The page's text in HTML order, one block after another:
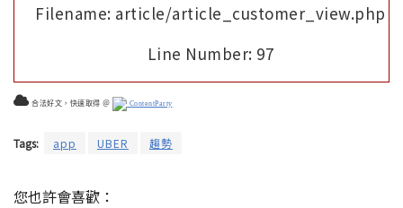
Filename: article/article_customer_view.php
Line Number: 97
合法好文，快速取得 ＠ ContentParty
Tags: app UBER 趨勢
您也許會喜歡：